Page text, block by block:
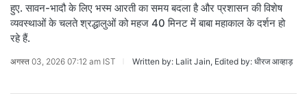
हुए. सावन-भादौ के लिए भस्म आरती का समय बदला है और प्रशासन की विशेष
व्यवस्थाओं के चलते श्रद्धालुओं को महज 40 मिनट में बाबा महाकाल के दर्शन हो
रहे हैं.
अगस्त 03, 2026 07:12 am IST Written by: Lalit Jain, Edited by: धीरज आव्हाड़